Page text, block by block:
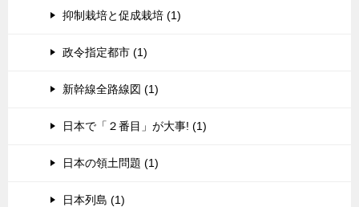
抑制栽培と促成栽培 (1)
政令指定都市 (1)
新幹線全路線図 (1)
日本で「２番目」が大事! (1)
日本の領土問題 (1)
日本列島 (1)